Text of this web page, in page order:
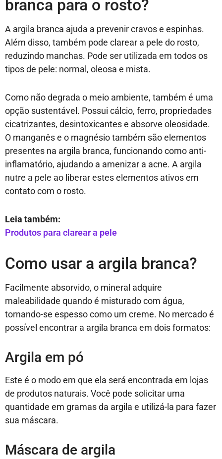
branca para o rosto?
A argila branca ajuda a prevenir cravos e espinhas.
Além disso, também pode clarear a pele do rosto,
reduzindo manchas. Pode ser utilizada em todos os
tipos de pele: normal, oleosa e mista.
Como não degrada o meio ambiente, também é uma
opção sustentável. Possui cálcio, ferro, propriedades
cicatrizantes, desintoxicantes e absorve oleosidade.
O manganês e o magnésio também são elementos
presentes na argila branca, funcionando como anti-
inflamatório, ajudando a amenizar a acne. A argila
nutre a pele ao liberar estes elementos ativos em
contato com o rosto.
Leia também:
Produtos para clarear a pele
Como usar a argila branca?
Facilmente absorvido, o mineral adquire
maleabilidade quando é misturado com água,
tornando-se espesso como um creme. No mercado é
possível encontrar a argila branca em dois formatos:
Argila em pó
Este é o modo em que ela será encontrada em lojas
de produtos naturais. Você pode solicitar uma
quantidade em gramas da argila e utilizá-la para fazer
sua máscara.
Máscara de argila